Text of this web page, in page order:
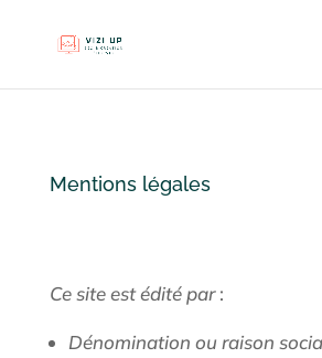
Mentions légales
Ce site est édité par:
Dénomination ou raison